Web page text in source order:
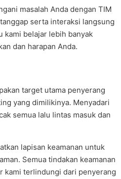
masalah Anda dengan TIM
serta interaksi langsung
kami belajar lebih banyak
dan harapan Anda.
target utama penyerang
yang dimilikinya. Menyadari
semua lalu lintas masuk dan
lapisan keamanan untuk
Semua tindakan keamanan
kami terlindungi dari penyerang